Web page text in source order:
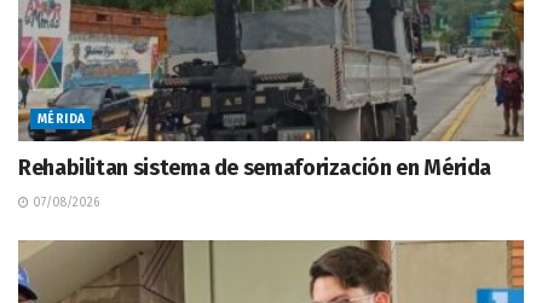
MÉRIDA
Rehabilitan sistema de semaforización en Mérida
07/08/2026